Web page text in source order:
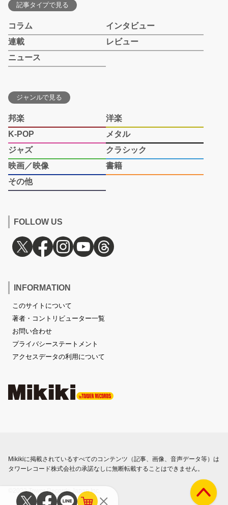
記事タイプで見る
コラム
インタビュー
連載
レビュー
ニュース
ジャンルで見る
邦楽
洋楽
K-POP
メタル
ジャズ
クラシック
映画／映像
書籍
その他
FOLLOW US
INFORMATION
このサイトについて
著者・コントリビューター一覧
お問い合わせ
プライバシーステートメント
アクセスデータの利用について
Mikikiに掲載されているすべてのコンテンツ（記事、画像、音声データ等）は
タワーレコード株式会社の承諾なしに無断転載することはできません。
©2023 Tower Records Japan Inc.